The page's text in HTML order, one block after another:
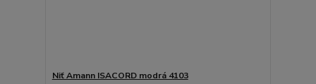
Niť Amann ISACORD modrá 4103